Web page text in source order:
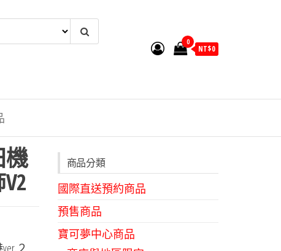
0
NT$0
２
商品分類
國際直送預約商品
預售商品
寶可夢中心商品